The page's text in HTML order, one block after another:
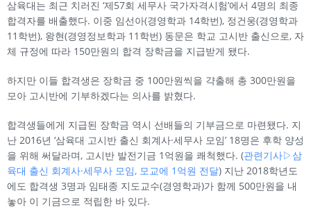
삼육대는 최근 치러진 ‘제57회 세무사 국가자격시험’에서 4명의 최종
합격자를 배출했다. 이중 임선아(경영학과 14학번), 정건웅(경영학과
11학번), 왕현(경영정보학과 11학번) 동문은 학교 고시반 출신으로, 자
체 규정에 따라 150만원의 합격 장학금을 지급받게 됐다.
하지만 이들 합격생은 장학금 중 100만원씩을 갹출해 총 300만원을
모아 고시반에 기부하겠다는 의사를 밝혔다.
합격생들에게 지급된 장학금 역시 선배들의 기부금으로 마련됐다. 지
난 2016년 ‘삼육대 고시반 출신 회계사·세무사 모임’ 18명은 후학 양성
을 위해 써달라며, 고시반 발전기금 1억원을 쾌척했다. (관련기사▷삼
육대 출신 회계사·세무사 모임, 모교에 1억원 전달) 지난 2018학년도
에도 합격생 3명과 임태종 지도교수(경영학과)가 함께 500만원을 내
놓아 이 기금으로 적립한 바 있다.